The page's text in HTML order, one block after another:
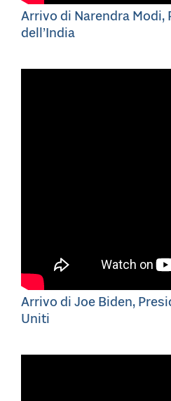
Arrivo di Narendra Modi,
dell’India
Arrivo di Joe Biden,
Uniti